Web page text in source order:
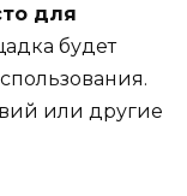
для
будет
или другие